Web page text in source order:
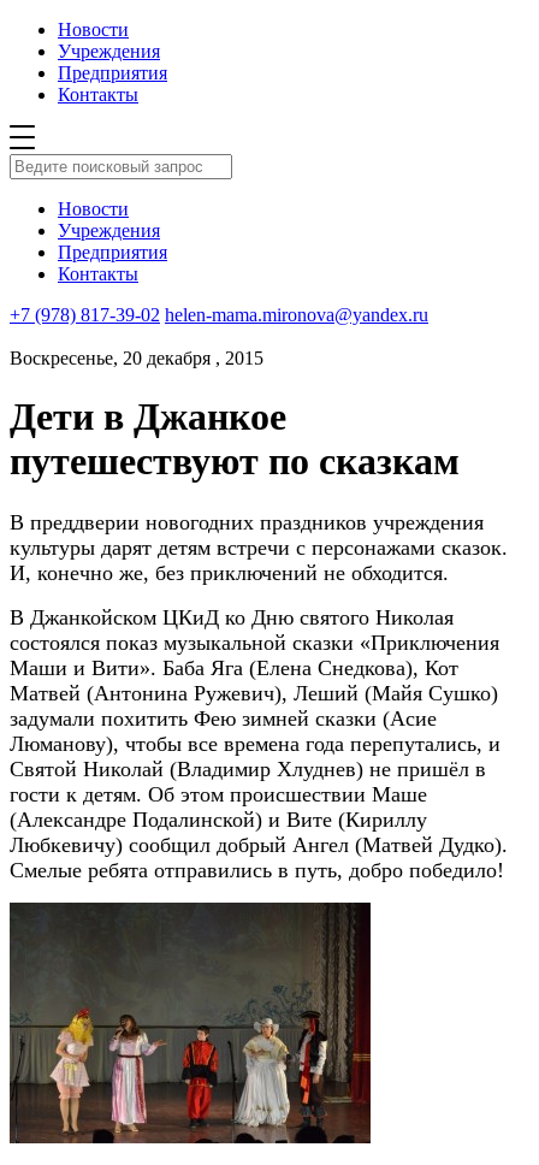
Новости
Учреждения
Предприятия
Контакты
Новости
Учреждения
Предприятия
Контакты
+7 (978) 817-39-02 helen-mama.mironova@yandex.ru
Воскресенье, 20 декабря , 2015
Дети в Джанкое
путешествуют по сказкам
В преддверии новогодних праздников учреждения
культуры дарят детям встречи с персонажами сказок.
И, конечно же, без приключений не обходится.
В Джанкойском ЦКиД ко Дню святого Николая
состоялся показ музыкальной сказки «Приключения
Маши и Вити». Баба Яга (Елена Снедкова), Кот
Матвей (Антонина Ружевич), Леший (Майя Сушко)
задумали похитить Фею зимней сказки (Асие
Люманову), чтобы все времена года перепутались, и
Святой Николай (Владимир Хлуднев) не пришёл в
гости к детям. Об этом происшествии Маше
(Александре Подалинской) и Вите (Кириллу
Любкевичу) сообщил добрый Ангел (Матвей Дудко).
Смелые ребята отправились в путь, добро победило!